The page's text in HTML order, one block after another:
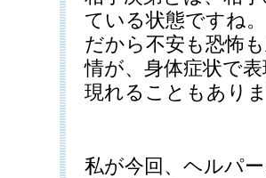
ている状態ですね。
だから不安も恐怖
情が、身体症状で
現れることもありま
私が今回、ヘルパ